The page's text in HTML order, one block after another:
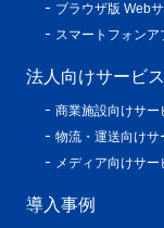
ブラウザ版 Web
スマートフォンア
法人向けサービス
商業施設向けサー
物流・運送向けサ
メディア向けサー
導入事例